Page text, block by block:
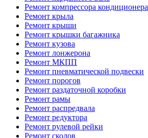
Ремонт компрессора кондиционера
Ремонт крыла
Ремонт крыши
Ремонт крышки багажника
Ремонт кузова
Ремонт лонжерона
Ремонт МКПП
Ремонт пневматической подвески
Ремонт порогов
Ремонт раздаточной коробки
Ремонт рамы
Ремонт распредвала
Ремонт редуктора
Ремонт рулевой рейки
Ремонт сколов